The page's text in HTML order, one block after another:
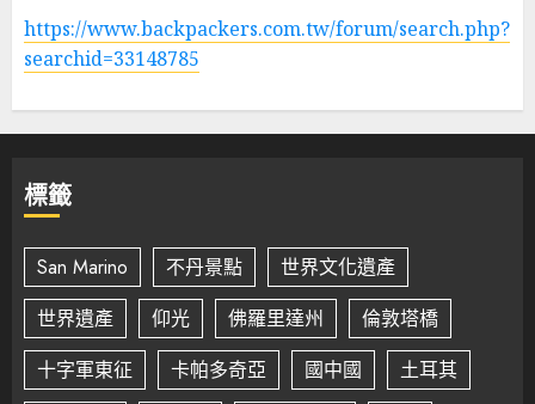
https://www.backpackers.com.tw/forum/search.php?
searchid=33148785
標籤
San Marino 不丹景點
世界文化遺產
世界遺產
仰光 佛羅里達州
倫敦塔橋
十字軍東征
卡帕多奇亞 國中國 土耳其